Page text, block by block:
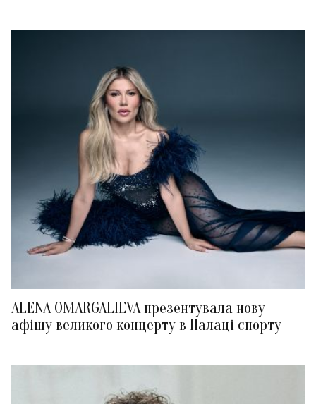
ALENA OMARGALIEVA презентувала нову
афішу великого концерту в Палаці спорту